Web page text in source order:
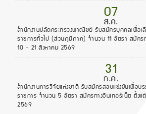
07
ส.ค.
สำนักงานปลัดกระทรวงพาณิชย์ รับสมัครบุคคลเพื่อเ
ราชการทั่วไป (ส่วนภูมิภาค) จำนวน 11 อัตรา สมัคร
10 - 21 สิงหาคม 2569
31
ก.ค.
สำนักงานการวิจัยแห่งชาติ รับสมัครสอบแข่งขันเพื่อบร
ราชการ จำนวน 5 อัตรา สมัครทางอินเทอร์เน็ต ตั้ง
2569